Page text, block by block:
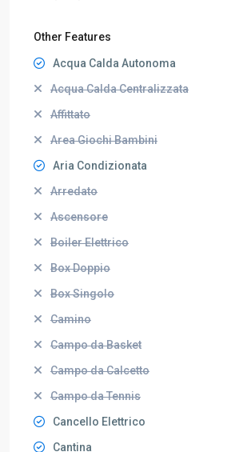
Other Features
Acqua Calda Autonoma
Acqua Calda Centralizzata
Affittato
Area Giochi Bambini
Aria Condizionata
Arredato
Ascensore
Boiler Elettrico
Box Doppio
Box Singolo
Camino
Campo da Basket
Campo da Calcetto
Campo da Tennis
Cancello Elettrico
Cantina